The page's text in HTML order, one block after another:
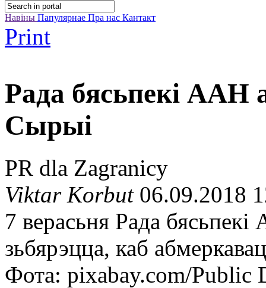
Навіны Папулярнае Пра нас Кантакт
Print
Рада бясьпекі ААН
Сырыі
PR dla Zagranicy
Viktar Korbut06.09.2018
7 верасьня Рада
зьбярэцца, каб
Фота: pixabay.com/Public